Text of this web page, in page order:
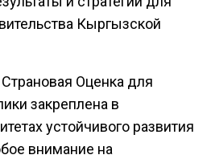
Кыргызской
Оценка для
закреплена в
устойчивого развития
внимание на